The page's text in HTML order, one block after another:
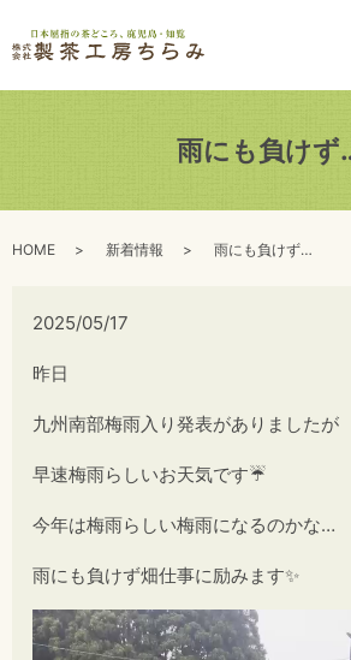
雨にも負けず
HOME 新着情報 雨にも負けず…
2025/05/17
昨日
九州南部梅雨入り発表がありましたが
早速梅雨らしいお天気です☔
今年は梅雨らしい梅雨になるのかな…
雨にも負けず畑仕事に励みます✨
動
画